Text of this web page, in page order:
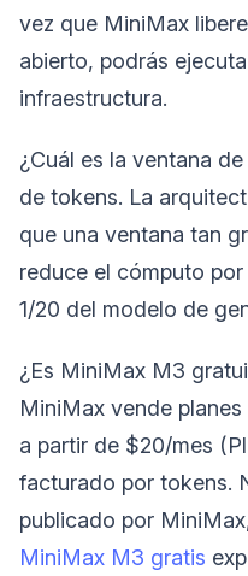
vez que MiniMax
abierto, podrás
infraestructura.
¿Cuál es la ventana
de tokens. La
que una ventana tan
reduce el cómputo
1/20 del modelo de
¿Es MiniMax M3
MiniMax vende
a partir de $20/mes
facturado por tokens.
publicado por
MiniMax M3 gratis